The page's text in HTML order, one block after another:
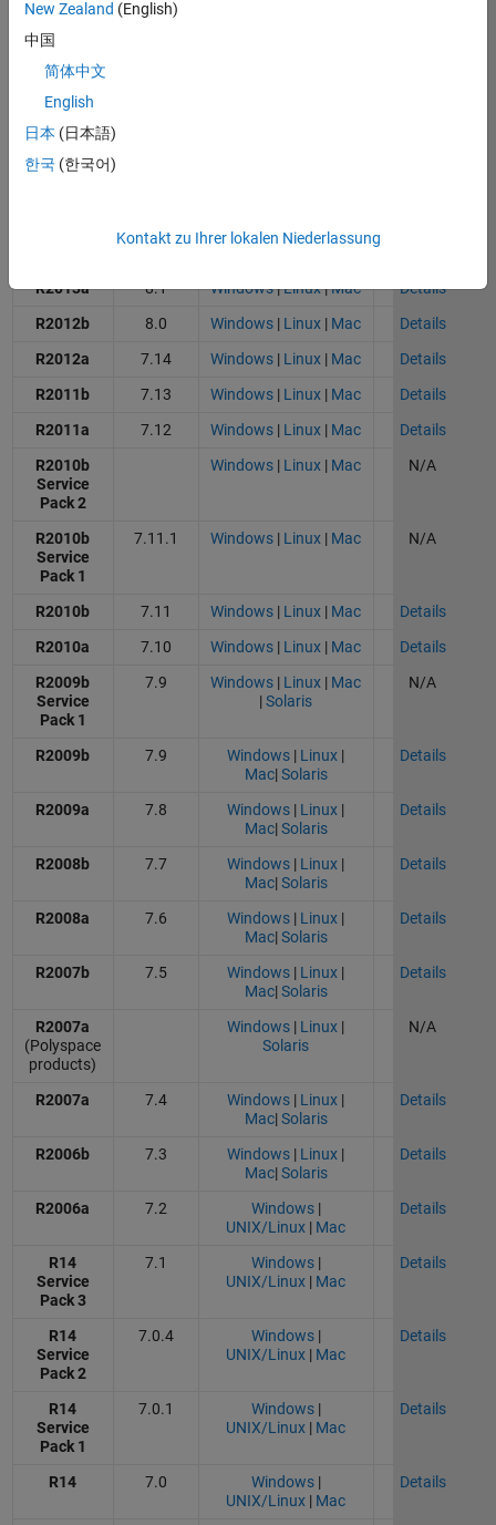
R2017a
9.2
R2016b
R2016a
R2015b
R2015a
R2013a
8.1 Windows|Linux|Mac
Details
R2012b
8.0 Windows | Linux | Mac
Details
R2012a
7.14 Windows | Linux | Mac
Details
R2011b
7.13 Windows | Linux | Mac
Details
R2011a
7.12 Windows | Linux | Mac
Details
R2010b
Service
Pack 2
Windows | Linux | Mac N/A
R2010b
Service
Pack 1
7.11.1 Windows | Linux | Mac N/A
R2010b 7.11 Windows | Linux | Mac
Details
R2010a
7.10 Windows | Linux | Mac
Details
R2009b
Service
Pack 1
7.9 Windows | Linux | Mac
|Solaris
N/A
R2009b 7.9 Windows | Linux |
Mac|Solaris
Details
R2009a 7.8 Windows | Linux |
Mac|Solaris
Details
R2008b 7.7 Windows | Linux |
Mac|Solaris
Details
R2008a 7.6 Windows | Linux |
Mac|Solaris
Details
R2007b 7.5 Windows | Linux |
Mac|Solaris
Details
R2007a
(Polyspace
products)
Windows | Linux |
Solaris
N/A
R2007a 7.4 Windows | Linux |
Mac|Solaris
Details
R2006b 7.3 Windows | Linux |
Mac|Solaris
Details
R2006a 7.2 Windows|
UNIX/Linux | Mac
Details
R14
Service
Pack 3
7.1 Windows|
UNIX/Linux | Mac
Details
R14
Service
Pack 2
7.0.4 Windows|
UNIX/Linux | Mac
Details
R14
Service
Pack 1
7.0.1 Windows|
UNIX/Linux | Mac
Details
R14 7.0 Windows|
UNIX/Linux | Mac
Details
New Zealand (English)
中国
简体中文
English
日本 (日本語)
한국 (한국어)
Kontakt zu Ihrer lokalen Niederlassung